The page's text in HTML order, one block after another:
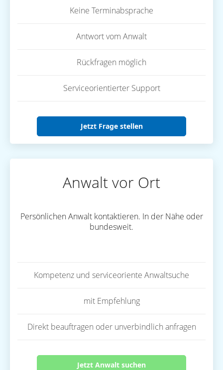
Keine Terminabsprache
Antwort vom Anwalt
Rückfragen möglich
Serviceorientierter Support
Jetzt Frage stellen
Anwalt vor Ort
Persönlichen Anwalt kontaktieren. In der Nähe oder
bundesweit.
Kompetenz und serviceoriente Anwaltsuche
mit Empfehlung
Direkt beauftragen oder unverbindlich anfragen
Jetzt Anwalt suchen